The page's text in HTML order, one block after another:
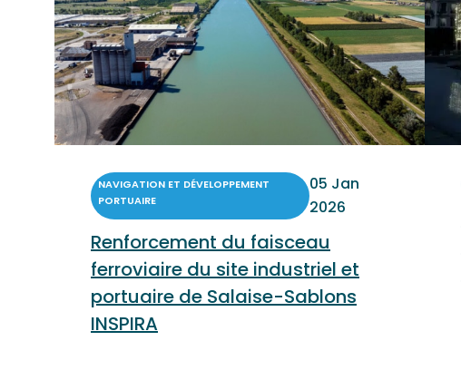
NAVIGATION ET DÉVELOPPEMENT
PORTUAIRE
05 Jan
2026
Renforcement du faisceau
ferroviaire du site industriel et
portuaire de Salaise-Sablons
INSPIRA